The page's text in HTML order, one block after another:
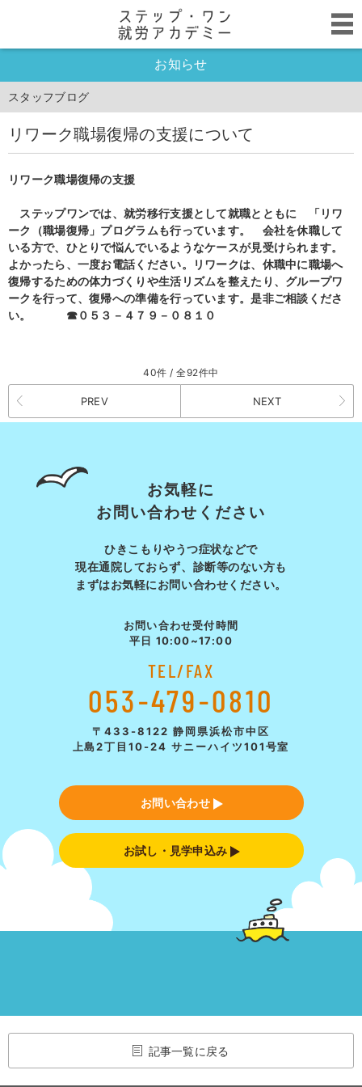
お知らせ
スタッフブログ
リワーク職場復帰の支援について
リワーク職場復帰の支援
ステップワンでは、就労移行支援として就職とともに 「リワ
ーク（職場復帰」プログラムも行っています。 会社を休職して
いる方で、ひとりで悩んでいるようなケースが見受けられます。
よかったら、一度お電話ください。リワークは、休職中に職場へ
復帰するための体力づくりや生活リズムを整えたり、グループワ
ークを行って、復帰への準備を行っています。是非ご相談くださ
い。 ☎０５３－４７９－０８１０
40件 / 全92件中
PREV NEXT
お気軽に
お問い合わせください
ひきこもりやうつ症状などで
現在通院しておらず、診断等のない方も
まずはお気軽にお問い合わせください。
お問い合わせ受付時間
平日 10:00~17:00
TEL/FAX
053-479-0810
〒433-8122 静岡県浜松市中区
上島2丁目10-24 サニーハイツ101号室
お問い合わせ
お試し・見学申込み
記事一覧に戻る